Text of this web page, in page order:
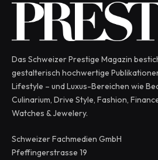
Das Schweizer Prestige Magazin
gestalterisch hochwertige
Lifestyle – und Luxus-Bereichen wie
Culinarium, Drive Style, Fashion,
Watches & Jewelery.
Schweizer Fachmedien GmbH
Pfeffingerstrasse 19